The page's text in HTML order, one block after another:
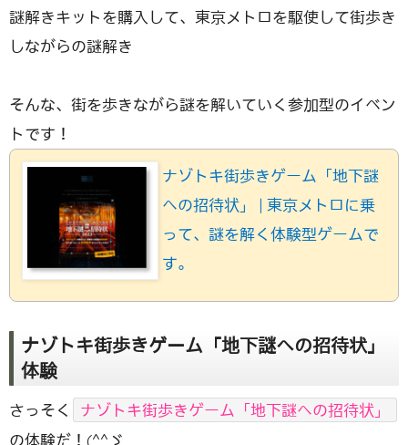
謎解きキットを購入して、東京メトロを駆使して街歩き
しながらの謎解き
そんな、街を歩きながら謎を解いていく参加型のイベン
トです！
ナゾトキ街歩きゲーム「地下謎
への招待状」 | 東京メトロに乗
って、謎を解く体験型ゲームで
す。
ナゾトキ街歩きゲーム「地下謎への招待状」
体験
さっそく
ナゾトキ街歩きゲーム「地下謎への招待状」
の体験だ！(^^ゞ